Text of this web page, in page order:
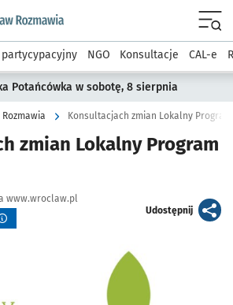
wroclaw.pl podserwis: Rozmawia
NGO Konsultacje CAL-e
Potańcówka w sobotę, 8 sierpnia
Rozmawia Konsultacjach zmian Lokalny Program
zmian Lokalny Program
www.wroclaw.pl
Udostępnijartykuł